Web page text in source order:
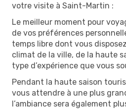
votre visite à Saint-Martin :
Le meilleur moment pour
de vos préférences
temps libre dont vous
climat de la ville, de la haute
type d’expérience que vous
Pendant la haute saison
vous attendre à une plus
l’ambiance sera également